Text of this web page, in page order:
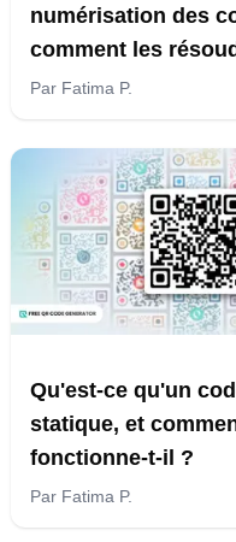
numérisation des
comment les
Par Fatima P.
Qu'est-ce qu'un
statique, et
fonctionne-t-il ?
Par Fatima P.